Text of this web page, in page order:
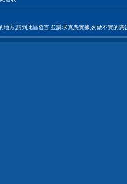
地方,請到此區發言,並講求真憑實據,勿做不實的廣